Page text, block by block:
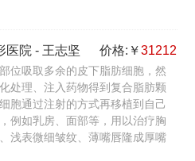
医院 - 王志坚 价格:￥31212
位吸取多余的皮下脂肪细胞，然
处理、注入药物得到复合脂肪颗
胞通过注射的方式再移植到自己
例如乳房、面部等，用以治疗胸
浅表微细皱纹、薄嘴唇隆成厚嘴